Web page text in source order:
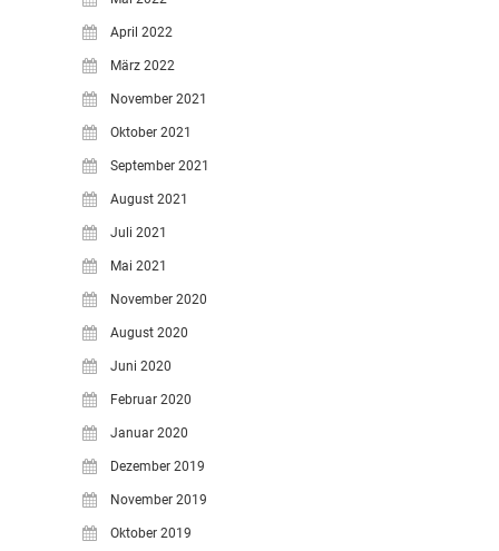
April 2022
März 2022
November 2021
Oktober 2021
September 2021
August 2021
Juli 2021
Mai 2021
November 2020
August 2020
Juni 2020
Februar 2020
Januar 2020
Dezember 2019
November 2019
Oktober 2019